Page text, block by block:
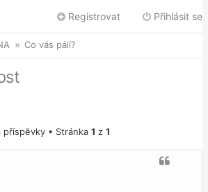
Přihlásit se
Registrovat
Co vás pálí?
příspěvky • Stránka 1 z 1